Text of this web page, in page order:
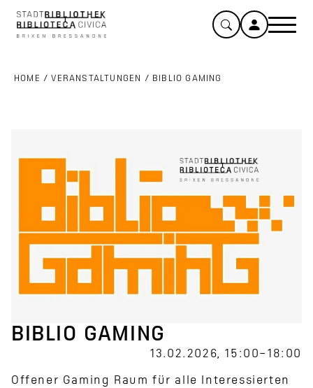
HOME /VERANSTALTUNGEN / BIBLIO GAMING
BIBLIO GAMING
13.02.2026, 15:00–18:00
Offener Gaming Raum für alle Interessierten